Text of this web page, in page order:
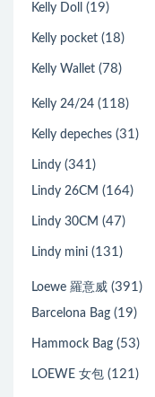
Kelly Doll (19)
Kelly pocket (18)
Kelly Wallet (78)
Kelly 24/24 (118)
Kelly depeches (31)
Lindy (341)
Lindy 26CM (164)
Lindy 30CM (47)
Lindy mini (131)
Loewe 羅意威 (391)
Barcelona Bag (19)
Hammock Bag (53)
LOEWE 女包 (121)